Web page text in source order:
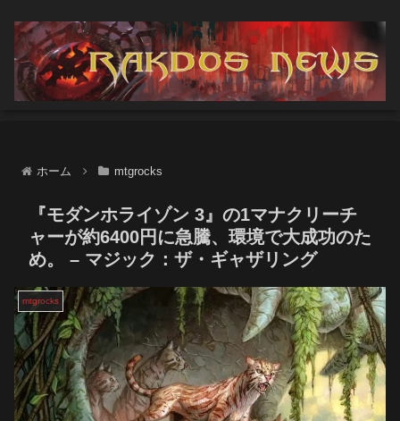
ホーム mtgrocks
『モダンホライゾン 3』の1マナクリーチ
ャーが約6400円に急騰、環境で大成功のた
め。 – マジック：ザ・ギャザリング
mtgrocks